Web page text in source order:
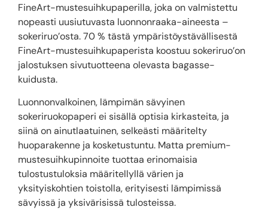
FineArt-mustesuihkupaperilla, joka on valmistettu
nopeasti uusiutuvasta luonnonraaka-aineesta –
sokeriruo’osta. 70 % tästä ympäristöystävällisestä
FineArt-mustesuihkupaperista koostuu sokeriruo’on
jalostuksen sivutuotteena olevasta bagasse-
kuidusta.
Luonnonvalkoinen, lämpimän sävyinen
sokeriruokopaperi ei sisällä optisia kirkasteita, ja
siinä on ainutlaatuinen, selkeästi määritelty
huoparakenne ja kosketustuntu. Matta premium-
mustesuihkupinnoite tuottaa erinomaisia ​​
tulostustuloksia määritellyllä värien ja
yksityiskohtien toistolla, erityisesti lämpimissä
sävyissä ja yksivärisissä tulosteissa.